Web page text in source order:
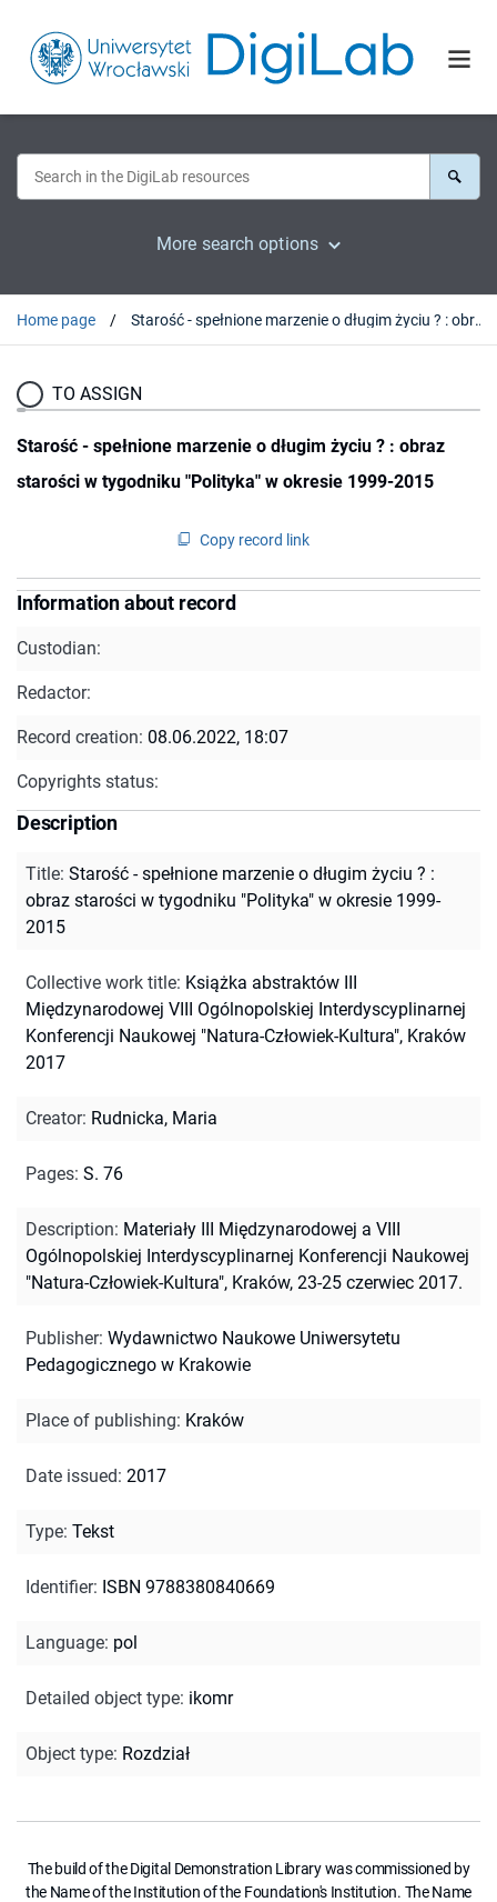
More search options
Home page Starość - spełnione marzenie o długim życiu ? : obraz starości w tygodniku "Polityka" w okresie 1999-2015
TO ASSIGN
Starość - spełnione marzenie o długim życiu ? : obraz
starości w tygodniku "Polityka" w okresie 1999-2015
Copy record link
Information about record
Custodian:
Redactor:
Record creation: 08.06.2022, 18:07
Copyrights status:
Description
Title: Starość - spełnione marzenie o długim życiu ? :
obraz starości w tygodniku "Polityka" w okresie 1999-
2015
Collective work title: Książka abstraktów III
Międzynarodowej VIII Ogólnopolskiej Interdyscyplinarnej
Konferencji Naukowej "Natura-Człowiek-Kultura", Kraków
2017
Creator: Rudnicka, Maria
Pages: S. 76
Description: Materiały III Międzynarodowej a VIII
Ogólnopolskiej Interdyscyplinarnej Konferencji Naukowej
"Natura-Człowiek-Kultura", Kraków, 23-25 czerwiec 2017.
Publisher: Wydawnictwo Naukowe Uniwersytetu
Pedagogicznego w Krakowie
Place of publishing: Kraków
Date issued: 2017
Type: Tekst
Identifier: ISBN 9788380840669
Language: pol
Detailed object type: ikomr
Object type: Rozdział
The build of the Digital Demonstration Library was commissioned by
the Name of the Institution of the Foundation's Institution. The Name